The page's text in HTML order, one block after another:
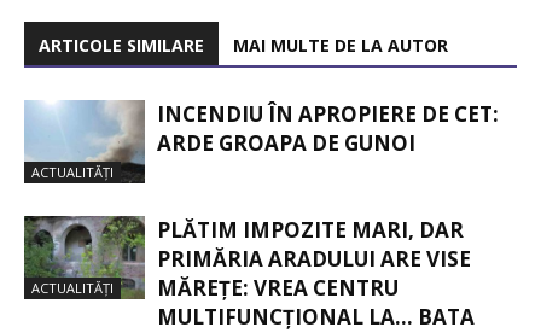
ARTICOLE SIMILARE MAI MULTE DE LA AUTOR
ACTUALITĂȚI
INCENDIU ÎN APROPIERE DE CET:
ARDE GROAPA DE GUNOI
ACTUALITĂȚI
PLĂTIM IMPOZITE MARI, DAR
PRIMĂRIA ARADULUI ARE VISE
MĂREȚE: VREA CENTRU
MULTIFUNCȚIONAL LA… BATA